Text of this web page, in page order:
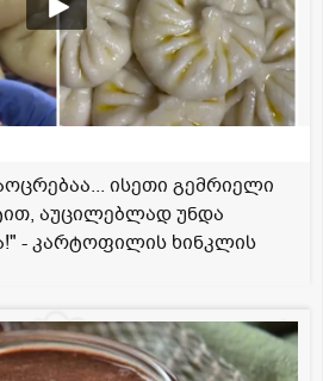
ისეთი გემრიელი
აუცილებლად უნდა
- კარტოფილის ხინკლის